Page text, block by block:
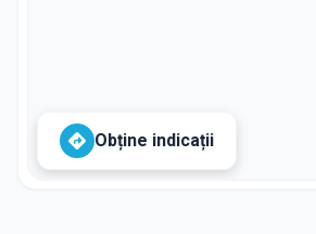
Obține indicații